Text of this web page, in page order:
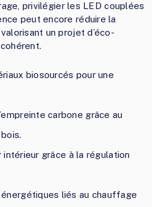
privilégier les LED couplées
peut encore réduire la
un projet d’éco-
biosourcés pour une
carbone grâce au
intérieur grâce à la régulation
liés au chauffage